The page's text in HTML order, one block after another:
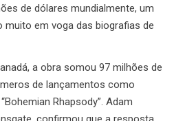
de dólares mundialmente, um
muito em voga das biografias de
a obra somou 97 milhões de
de lançamentos como
Rhapsody”. Adam